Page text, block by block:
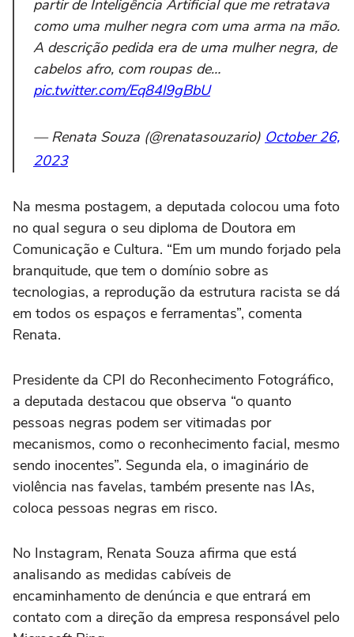
partir de Inteligência Artificial que me retratava
como uma mulher negra com uma arma na mão.
A descrição pedida era de uma mulher negra, de
cabelos afro, com roupas de…
pic.twitter.com/Eq84l9gBbU
— Renata Souza (@renatasouzario) October 26,
2023
Na mesma postagem, a deputada colocou uma foto
no qual segura o seu diploma de Doutora em
Comunicação e Cultura. “Em um mundo forjado pela
branquitude, que tem o domínio sobre as
tecnologias, a reprodução da estrutura racista se dá
em todos os espaços e ferramentas”, comenta
Renata.
Presidente da CPI do Reconhecimento Fotográfico,
a deputada destacou que observa “o quanto
pessoas negras podem ser vitimadas por
mecanismos, como o reconhecimento facial, mesmo
sendo inocentes”. Segunda ela, o imaginário de
violência nas favelas, também presente nas IAs,
coloca pessoas negras em risco.
No Instagram, Renata Souza afirma que está
analisando as medidas cabíveis de
encaminhamento de denúncia e que entrará em
contato com a direção da empresa responsável pelo